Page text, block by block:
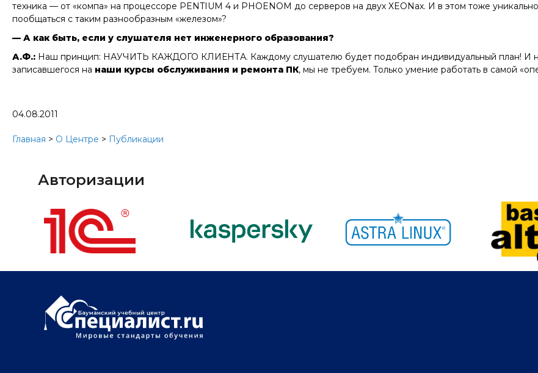
техника — от «компа» на процессоре PENTIUM 4 и PHOENOM до серверов на двух XEONах. И в этом тоже
пообщаться с таким разнообразным «железом»?
— А как быть, если у слушателя нет инженерного образования?
А.Ф.: Наш принцип: НАУЧИТЬ КАЖДОГО КЛИЕНТА. Каждому слушателю будет подобран индивидуальный план! И
записавшегося на наши курсы обслуживания и ремонта ПК, мы не требуем. Только умение работать в самой
04.08.2011
Главная > О Центре > Публикации
Авторизации